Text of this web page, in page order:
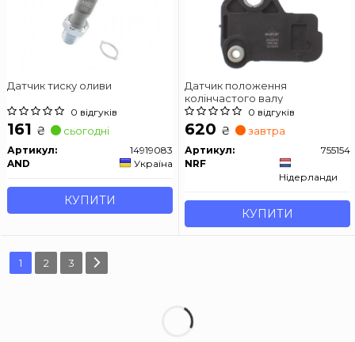
Датчик тиску оливи
0 відгуків
161 ₴ сьогодні
Артикул:
14919083
AND
Україна
КУПИТИ
Датчик положення
колінчастого валу
0 відгуків
620 ₴ завтра
Артикул:
755154
NRF
Нідерланди
КУПИТИ
1 2 3